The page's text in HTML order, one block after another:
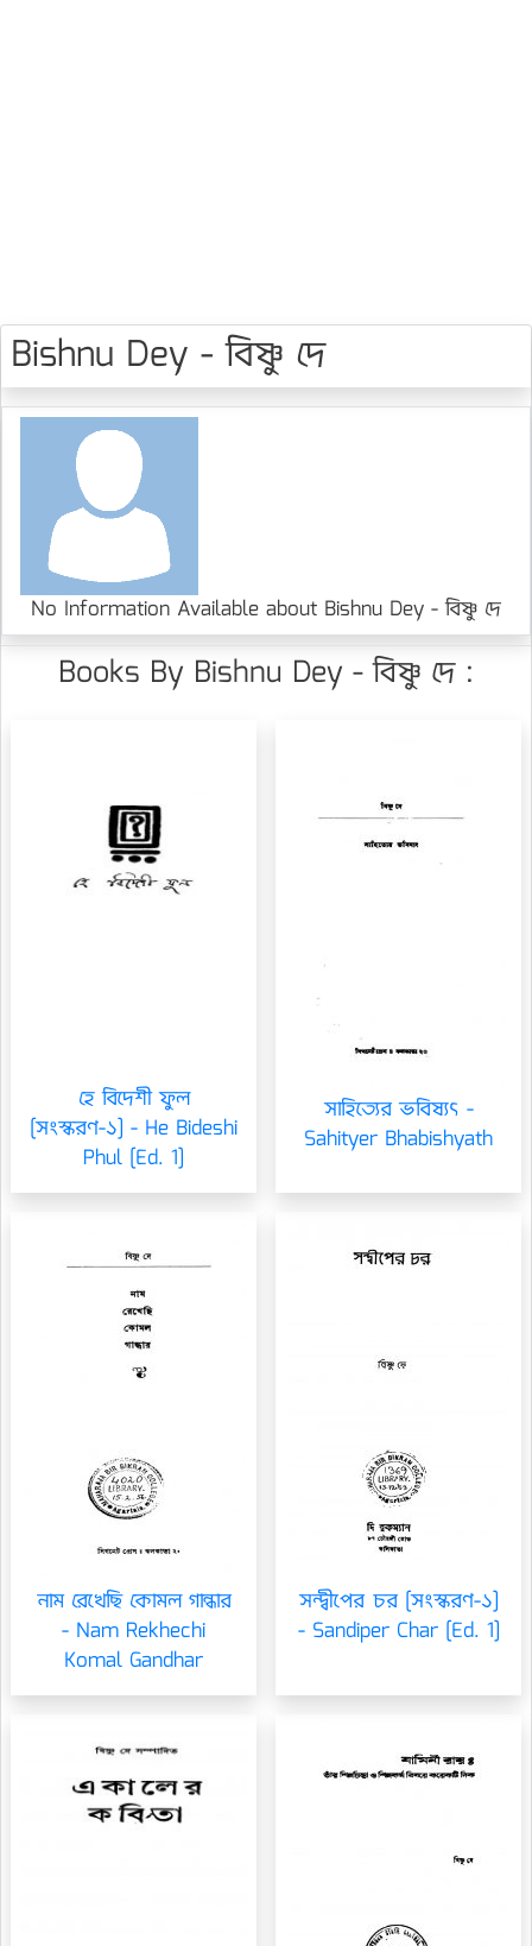
Bishnu Dey - বিষ্ণু দে
No Information Available about Bishnu Dey - বিষ্ণু দে
Books By Bishnu Dey - বিষ্ণু দে :
হে বিদেশী ফুল
[সংস্করণ-১] - He Bideshi
Phul [Ed. 1]
সাহিত্যের ভবিষ্যৎ -
Sahityer Bhabishyath
নাম রেখেছি কোমল গান্ধার
- Nam Rekhechi
Komal Gandhar
সন্দ্বীপের চর [সংস্করণ-১]
- Sandiper Char [Ed. 1]